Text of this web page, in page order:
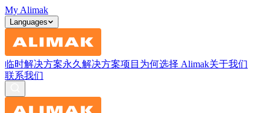
My Alimak
Languages
临时解决方案永久解决方案项目 为何选择 Alimak关于我们
联系我们